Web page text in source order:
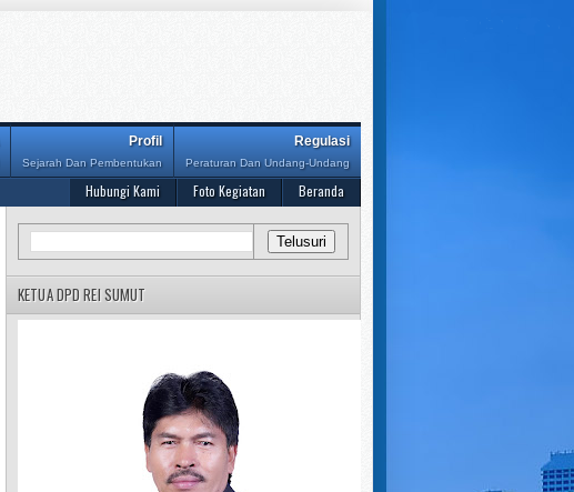
Regulasi
Peraturan Dan Undang-Undang
Profil
Sejarah Dan Pembentukan
Beranda
Foto Kegiatan
Hubungi Kami
KETUA DPD REI SUMUT